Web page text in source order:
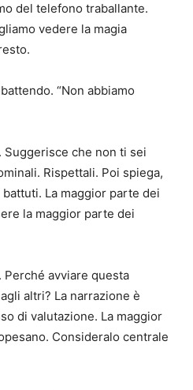
del telefono traballante.
vedere la magia
“Non abbiamo
che non ti sei
Rispettali. Poi spiega,
La maggior parte dei
la maggior parte dei
avviare questa
altri? La narrazione è
di valutazione. La maggior
Consideralo centrale